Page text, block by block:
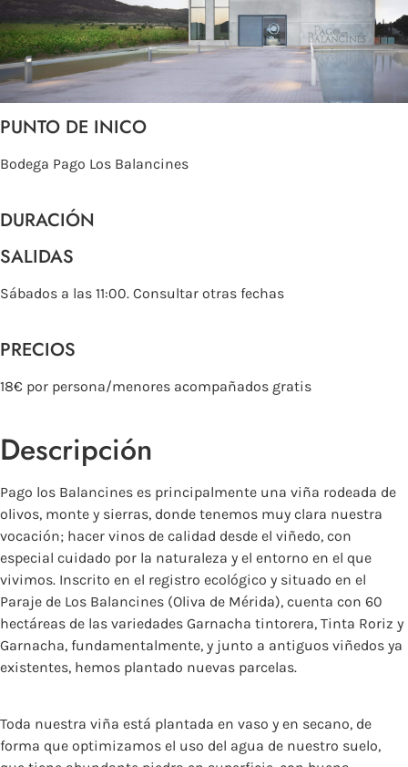
PUNTO DE INICO
Bodega Pago Los Balancines
DURACIÓN
SALIDAS
Sábados a las 11:00. Consultar otras fechas
PRECIOS
18€ por persona/menores acompañados gratis
Descripción
Pago los Balancines es principalmente una viña rodeada de
olivos, monte y sierras, donde tenemos muy clara nuestra
vocación; hacer vinos de calidad desde el viñedo, con
especial cuidado por la naturaleza y el entorno en el que
vivimos. Inscrito en el registro ecológico y situado en el
Paraje de Los Balancines (Oliva de Mérida), cuenta con 60
hectáreas de las variedades Garnacha tintorera, Tinta Roriz y
Garnacha, fundamentalmente, y junto a antiguos viñedos ya
existentes, hemos plantado nuevas parcelas.
Toda nuestra viña está plantada en vaso y en secano, de
forma que optimizamos el uso del agua de nuestro suelo,